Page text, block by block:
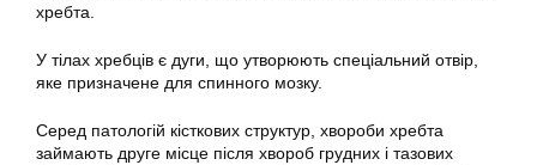
хребта.
У тілах хребців є дуги, що утворюють спеціальний отвір,
яке призначене для спинного мозку.
Серед патологій кісткових структур, хвороби хребта
займають друге місце після хвороб грудних і тазових